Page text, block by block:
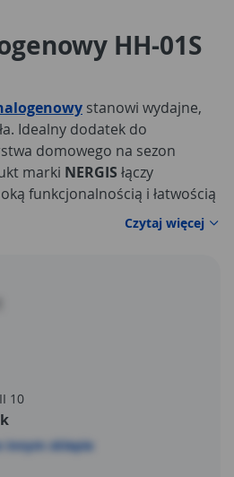
HH-01S
stanowi wydajne,
Idealny dodatek do
domowego na sezon
marki NERGIS łączy
funkcjonalnością i łatwością
stabilną konstrukcję z
łatwe przenoszenie
w trzech stopniach -
zaletą modelu jest
Czytaj więcej
10
innym sklepie